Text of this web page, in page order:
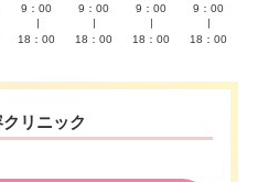
9：00
18：00
9：00
18：00
9：00
18：00
9：00
18：00
リニック